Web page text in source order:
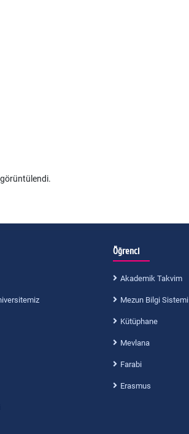
Öğrenci
Akademik Takvim
Mezun Bilgi Sistemi
Kütüphane
Mevlana
Farabi
Erasmus